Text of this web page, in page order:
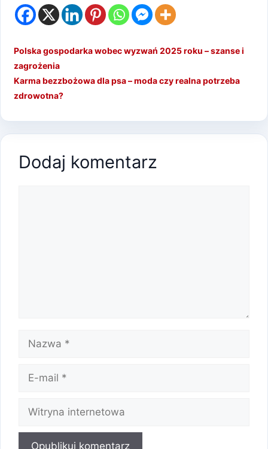
Polska gospodarka wobec wyzwań 2025 roku – szanse i
zagrożenia
Karma bezzbożowa dla psa – moda czy realna potrzeba
zdrowotna?
Dodaj komentarz
Nazwa
Witryna